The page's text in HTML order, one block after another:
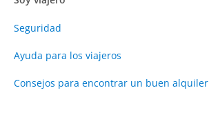
Seguridad
Ayuda para los viajeros
Consejos para encontrar un buen alquiler